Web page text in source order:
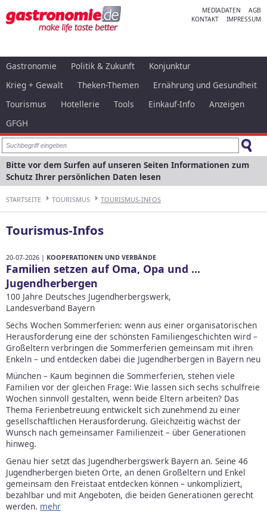
MEDIADATEN
AGB
KONTAKT
IMPRESSUM
Gastronomie Politik & Zukunft
Konjunktur
Krieg + Gewalt
Theken-Themen
Ernährung und Gesundheit
Tourismus
Hotellerie Tools Einkauf-Info
Anzeigen
GFGH
Bitte vor dem Surfen auf unseren Seiten Informationen zum
Schutz Ihrer persönlichen Daten lesen
STARTSEITE TOURISMUS TOURISMUS-INFOS
Tourismus-Infos
20-07-2026 | KOOPERATIONEN UND VERBÄNDE
Familien setzen auf Oma, Opa und ...
Jugendherbergen
100 Jahre Deutsches Jugendherbergswerk,
Landesverband Bayern
Sechs Wochen Sommerferien: wenn aus einer organisatorischen
Herausforderung eine der schönsten Familiengeschichten wird –
Großeltern verbringen die Sommerferien gemeinsam mit ihren
Enkeln – und entdecken dabei die Jugendherbergen in Bayern neu
München – Kaum beginnen die Sommerferien, stehen viele
Familien vor der gleichen Frage: Wie lassen sich sechs schulfreie
Wochen sinnvoll gestalten, wenn beide Eltern arbeiten? Das
Thema Ferienbetreuung entwickelt sich zunehmend zu einer
gesellschaftlichen Herausforderung. Gleichzeitig wächst der
Wunsch nach gemeinsamer Familienzeit – über Generationen
hinweg.
Genau hier setzt das Jugendherbergswerk Bayern an. Seine 46
Jugendherbergen bieten Orte, an denen Großeltern und Enkel
gemeinsam den Freistaat entdecken können – unkompliziert,
bezahlbar und mit Angeboten, die beiden Generationen gerecht
werden. mehr